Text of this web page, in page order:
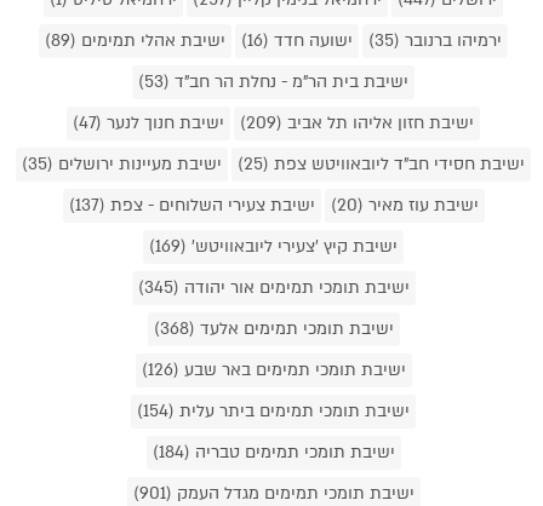
ירמיהו ברנובר (35)
ישועה חדד (16)
ישיבת אהלי תמימים (89)
ישיבת בית הר"מ - נחלת הר חב"ד (53)
ישיבת חזון אליהו תל אביב (209)
ישיבת חנוך לנער (47)
ישיבת חסידי חב"ד ליובאוויטש צפת (25)
ישיבת מעיינות ירושלים (35)
ישיבת עוז מאיר (20)
ישיבת צעירי השלוחים - צפת (137)
ישיבת קיץ 'צעירי ליובאוויטש' (169)
ישיבת תומכי תמימים אור יהודה (345)
ישיבת תומכי תמימים אלעד (368)
ישיבת תומכי תמימים באר שבע (126)
ישיבת תומכי תמימים ביתר עלית (154)
ישיבת תומכי תמימים טבריה (184)
ישיבת תומכי תמימים מגדל העמק (901)